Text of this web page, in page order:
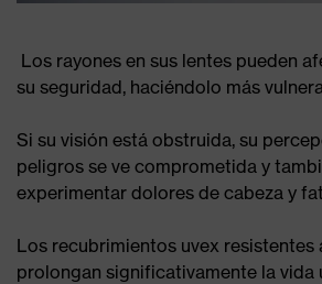
Los rayones en sus lentes pueden
su seguridad, haciéndolo más
Si su visión está obstruida, su
peligros se ve comprometida y
experimentar dolores de cabeza y
Los recubrimientos uvex resistentes
prolongan significativamente la vida